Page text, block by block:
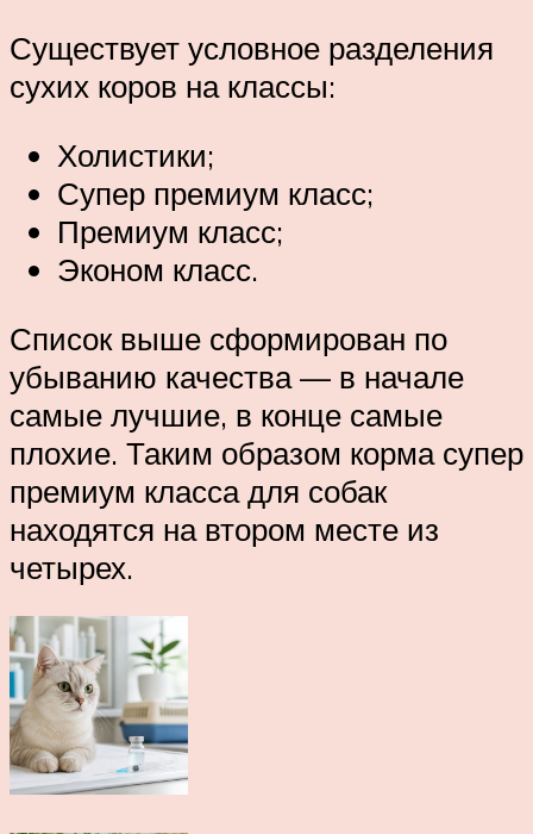
Существует условное разделения
сухих коров на классы:
Холистики;
Супер премиум класс;
Премиум класс;
Эконом класс.
Список выше сформирован по
убыванию качества — в начале
самые лучшие, в конце самые
плохие. Таким образом корма супер
премиум класса для собак
находятся на втором месте из
четырех.